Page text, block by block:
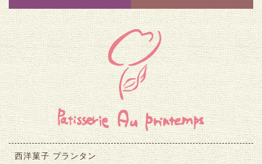
西洋菓子 プランタン